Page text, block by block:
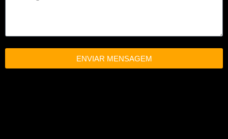
ENVIAR MENSAGEM